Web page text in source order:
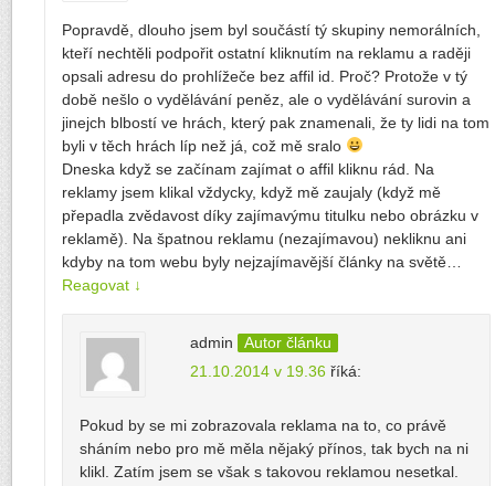
Popravdě, dlouho jsem byl součástí tý skupiny nemorálních,
kteří nechtěli podpořit ostatní kliknutím na reklamu a raději
opsali adresu do prohlížeče bez affil id. Proč? Protože v tý
době nešlo o vydělávání peněz, ale o vydělávání surovin a
jinejch blbostí ve hrách, který pak znamenali, že ty lidi na tom
byli v těch hrách líp než já, což mě sralo
Dneska když se začínam zajímat o affil kliknu rád. Na
reklamy jsem klikal vždycky, když mě zaujaly (když mě
přepadla zvědavost díky zajímavýmu titulku nebo obrázku v
reklamě). Na špatnou reklamu (nezajímavou) nekliknu ani
kdyby na tom webu byly nejzajímavější články na světě…
Reagovat ↓
admin
Autor článku
21.10.2014 v 19.36 říká:
Pokud by se mi zobrazovala reklama na to, co právě
sháním nebo pro mě měla nějaký přínos, tak bych na ni
klikl. Zatím jsem se však s takovou reklamou nesetkal.